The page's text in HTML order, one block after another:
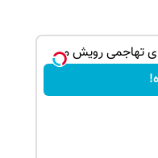
تهاجمی رویش مو